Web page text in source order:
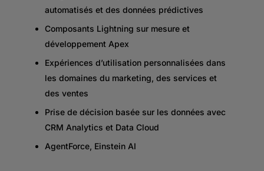
automatisés et des données prédictives
Composants Lightning sur mesure et
développement Apex
Expériences d’utilisation personnalisées dans
les domaines du marketing, des services et
des ventes
Prise de décision basée sur les données avec
CRM Analytics et Data Cloud
AgentForce, Einstein AI